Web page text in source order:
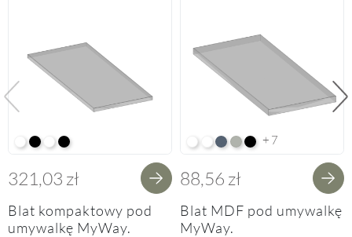
Poprzedni
Alpine White K02
Black K16Alpine White Struktura K37
K14 Soft Black
321,03 zł
Blat kompaktowy pod
umywalkę MyWay.
Arctic White HG F01
Premium White Supermatt
Perfect Touch Parisian
Perfect Touch Stahlgrau
Czarny Mat Orchidea
+7
88,56 zł
Blat MDF pod umywalkę
MyWay.